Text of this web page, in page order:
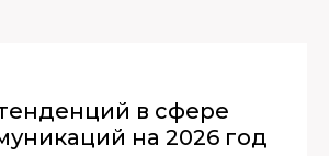
в сфере
на 2026 год